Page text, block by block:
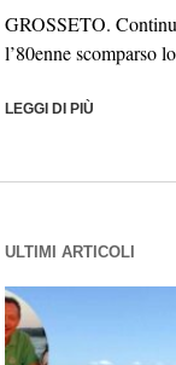
GROSSETO.
l’80enne scomparso
LEGGI DI PIÙ
ULTIMI ARTICOLI